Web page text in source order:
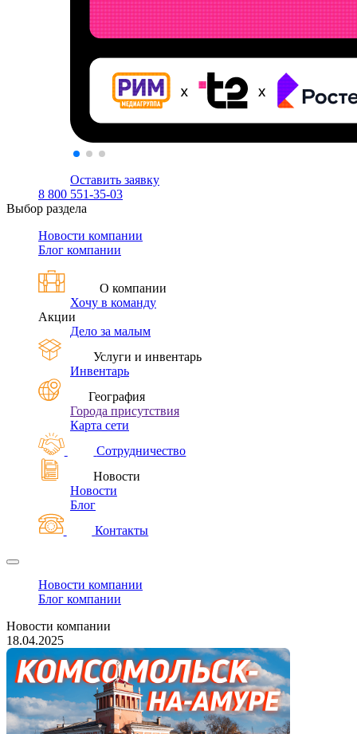
Оставить заявку
8 800 551-35-03
Выбор раздела
Новости компании
Блог компании
О компании
Хочу в команду
Акции
Дело за малым
Услуги и инвентарь
Инвентарь
География
Города присутствия
Карта сети
Сотрудничество
Новости
Новости
Блог
Контакты
Новости компании
Блог компании
Новости компании
18.04.2025